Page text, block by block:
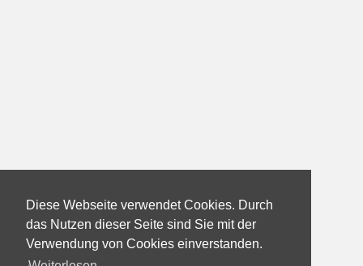
Diese Webseite verwendet Cookies. Durch
das Nutzen dieser Seite sind Sie mit der
Verwendung von Cookies einverstanden.